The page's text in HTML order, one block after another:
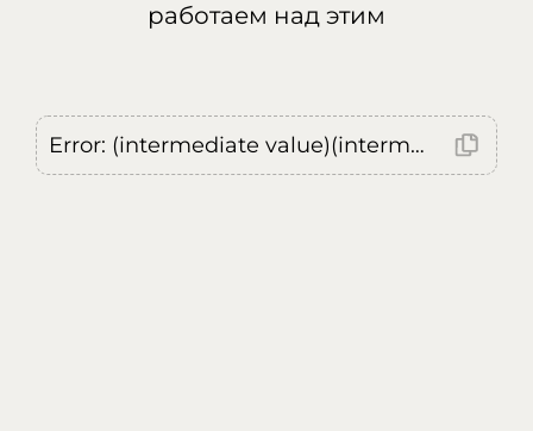
работаем над этим
Error: (intermediate value)(intermediate value)(intermediate value).replaceAll is not a function